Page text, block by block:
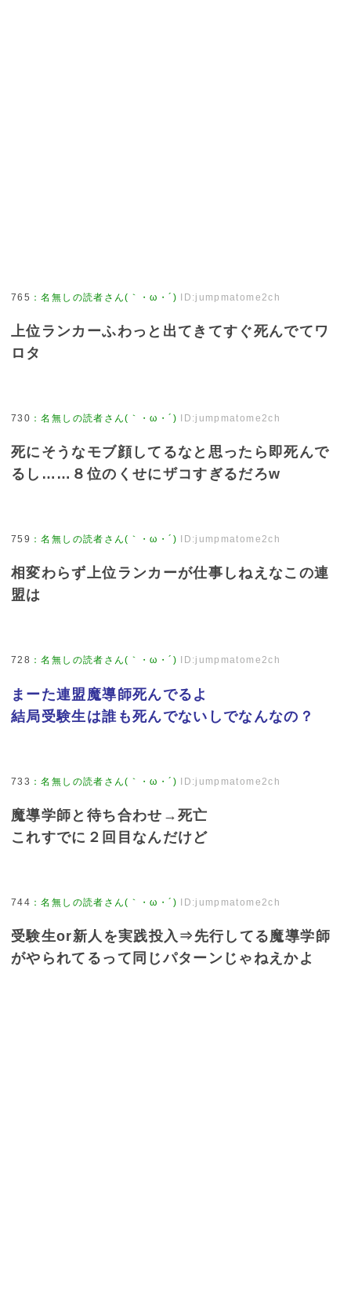
765 ：名無しの読者さん(｀・ω・´) ID:jumpmatome2ch
上位ランカーふわっと出てきてすぐ死んでてワ
ロタ
730 ：名無しの読者さん(｀・ω・´) ID:jumpmatome2ch
死にそうなモブ顔してるなと思ったら即死んで
るし……８位のくせにザコすぎるだろw
759 ：名無しの読者さん(｀・ω・´) ID:jumpmatome2ch
相変わらず上位ランカーが仕事しねえなこの連
盟は
728 ：名無しの読者さん(｀・ω・´) ID:jumpmatome2ch
まーた連盟魔導師死んでるよ
結局受験生は誰も死んでないしでなんなの？
733 ：名無しの読者さん(｀・ω・´) ID:jumpmatome2ch
魔導学師と待ち合わせ→死亡
これすでに２回目なんだけど
744 ：名無しの読者さん(｀・ω・´) ID:jumpmatome2ch
受験生or新人を実践投入⇒先行してる魔導学師
がやられてるって同じパターンじゃねえかよ